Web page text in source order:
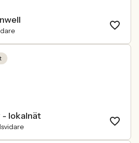
lokalnät